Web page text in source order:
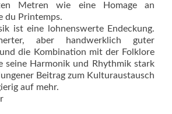
Metren wie eine Homage an
du Printemps.
ist eine lohnenswerte Endeckung.
aber handwerklich guter
die Kombination mit der Folklore
seine Harmonik und Rhythmik stark
Beitrag zum Kulturaustausch
auf mehr.